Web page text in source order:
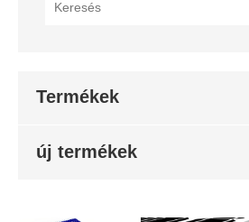
Termékek
új termékek